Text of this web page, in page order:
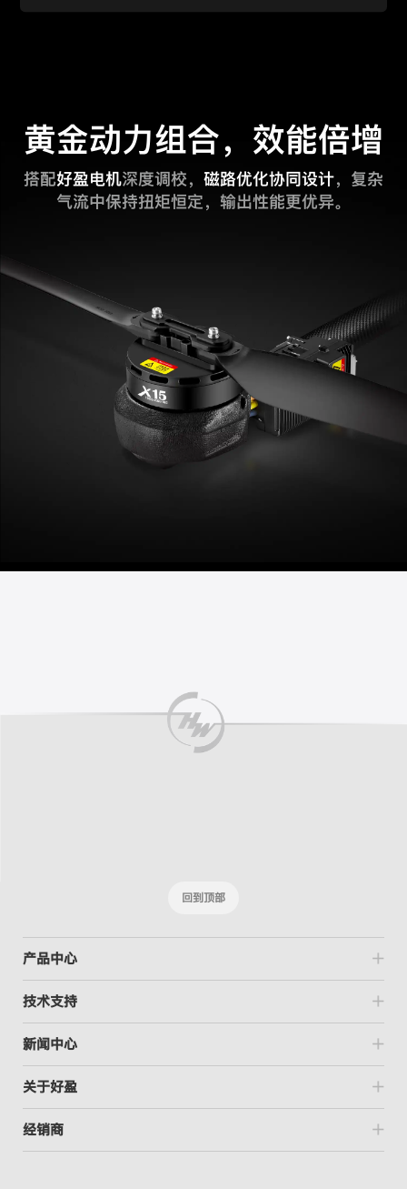
黄金动力组合，效能倍增
搭配好盈电机深度调校， 磁路优化协同设计，复杂
气流中保持扭矩恒定，输出性能更优异。
回到顶部
产品中心
技术支持
新闻中心
关于好盈
经销商